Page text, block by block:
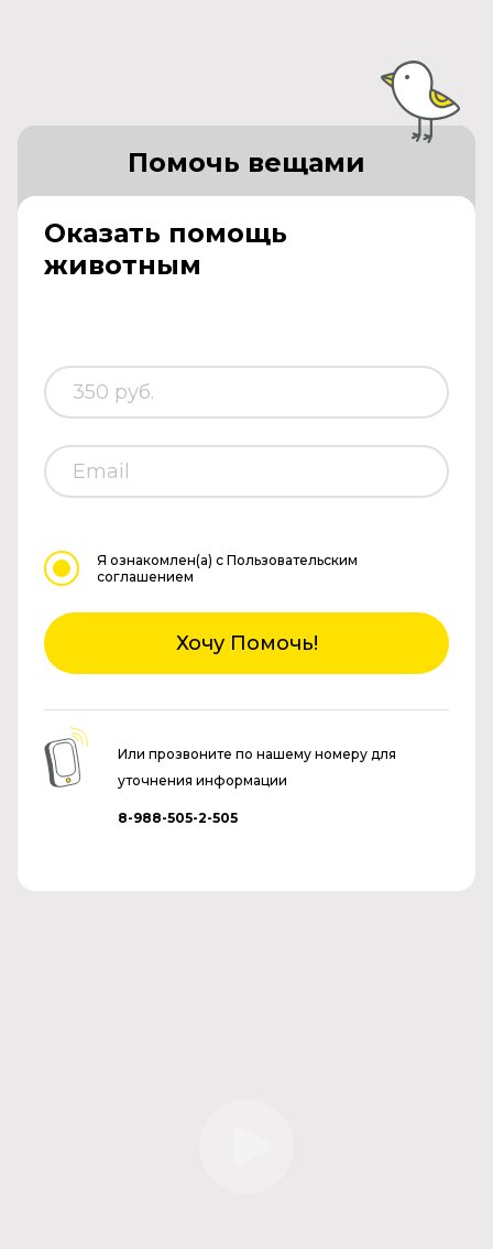
Оказать помощь
животным
Помочь вещами
Я ознакомлен(а) с Пользовательским
соглашением
Хочу Помочь!
Или прозвоните по нашему номеру для
уточнения информации
8-988-505-2-505